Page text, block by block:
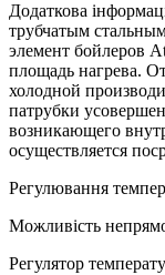
Додаткова
трубчатым
элемент бойлеров
площадь нагрева.
холодной
патрубки
возникающего
осуществляется
Регулювання
Можливість
Регулятор